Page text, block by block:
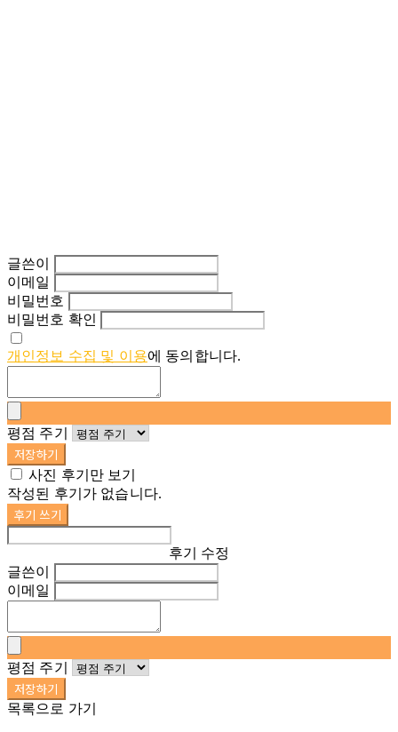
글쓴이
이메일
비밀번호
비밀번호 확인
개인정보 수집 및 이용에 동의합니다.
평점 주기
저장하기
사진 후기만 보기
작성된 후기가 없습니다.
후기 쓰기
후기 수정
글쓴이
이메일
평점 주기
저장하기
목록으로 가기